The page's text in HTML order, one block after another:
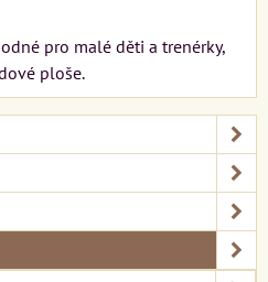
pro malé děti a trenérky,
ploše.